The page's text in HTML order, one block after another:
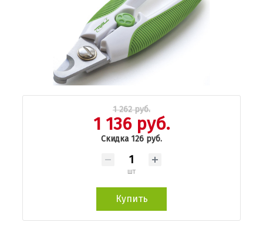
1 262 руб.
1 136 руб.
Скидка 126 руб.
шт
Купить